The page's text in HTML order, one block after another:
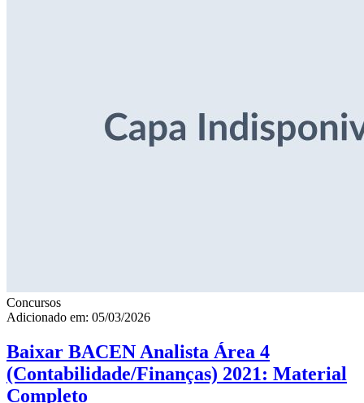
Concursos
Adicionado em: 05/03/2026
Baixar BACEN Analista Área 4
(Contabilidade/Finanças) 2021: Material
Completo